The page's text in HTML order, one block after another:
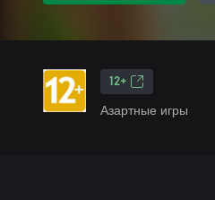
12+
Азартные игры